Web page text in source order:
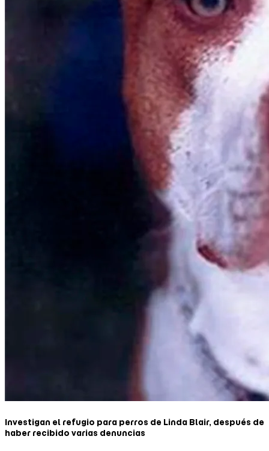
Investigan el refugio para perros de Linda Blair, después de
haber recibido varias denuncias